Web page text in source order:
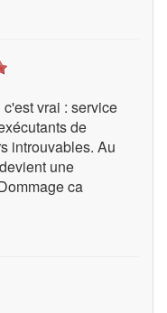
vrai : service
de
introuvables. Au
une
ca